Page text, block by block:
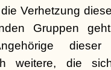
Verhetzung
Gruppen
dieser
weitere, die